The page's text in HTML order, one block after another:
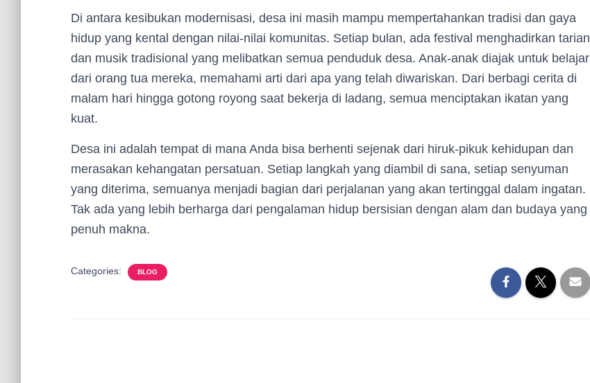
Di antara kesibukan modernisasi, desa ini masih mampu mempertahankan tradisi dan gaya
hidup yang kental dengan nilai-nilai komunitas. Setiap bulan, ada festival menghadirkan tarian
dan musik tradisional yang melibatkan semua penduduk desa. Anak-anak diajak untuk belajar
dari orang tua mereka, memahami arti dari apa yang telah diwariskan. Dari berbagi cerita di
malam hari hingga gotong royong saat bekerja di ladang, semua menciptakan ikatan yang
kuat.
Desa ini adalah tempat di mana Anda bisa berhenti sejenak dari hiruk-pikuk kehidupan dan
merasakan kehangatan persatuan. Setiap langkah yang diambil di sana, setiap senyuman
yang diterima, semuanya menjadi bagian dari perjalanan yang akan tertinggal dalam ingatan.
Tak ada yang lebih berharga dari pengalaman hidup bersisian dengan alam dan budaya yang
penuh makna.
Categories: BLOG